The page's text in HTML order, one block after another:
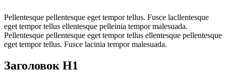
Pellentesque pellentesque eget tempor tellus. Fusce lacllentesque
eget tempor tellus ellentesque pelleinia tempor malesuada.
Pellentesque pellentesque eget tempor tellus ellentesque pellentesque
eget tempor tellus. Fusce lacinia tempor malesuada.
Заголовок H1